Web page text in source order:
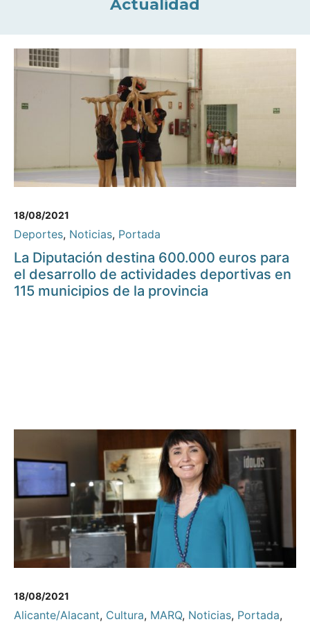
Actualidad
18/08/2021
Deportes, Noticias, Portada
La Diputación destina 600.000 euros para
el desarrollo de actividades deportivas en
115 municipios de la provincia
18/08/2021
Alicante/Alacant, Cultura, MARQ, Noticias, Portada,